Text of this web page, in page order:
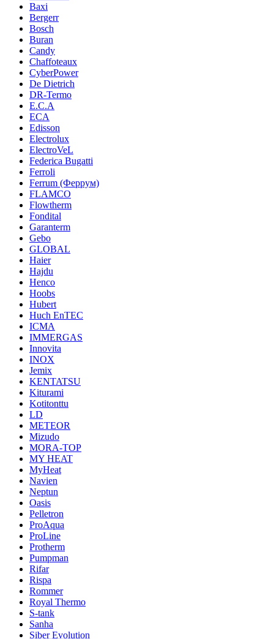
Baxi
Bergerr
Bosch
Buran
Candy
Chaffoteaux
CyberPower
De Dietrich
DR-Termo
E.C.A
ECA
Edisson
Electrolux
ElectroVeL
Federica Bugatti
Ferroli
Ferrum (Феррум)
FLAMCO
Flowtherm
Fondital
Garanterm
Gebo
GLOBAL
Haier
Hajdu
Henco
Hoobs
Hubert
Huch EnTEC
ICMA
IMMERGAS
Innovita
INOX
Jemix
KENTATSU
Kiturami
Kotitonttu
LD
METEOR
Mizudo
MORA-TOP
MY HEAT
MyHeat
Navien
Neptun
Oasis
Pelletron
ProAqua
ProLine
Protherm
Pumpman
Rifar
Rispa
Rommer
Royal Thermo
S-tank
Sanha
Siber Evolution